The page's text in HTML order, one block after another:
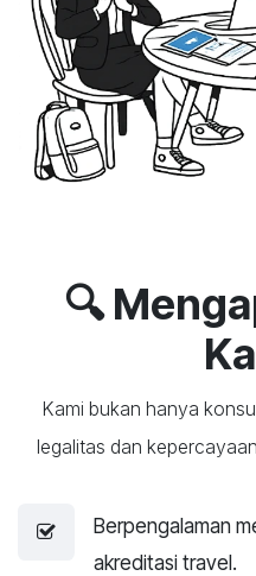
🔍
Kami bukan hanya
legalitas dan
Berpengalaman
akreditasi travel.